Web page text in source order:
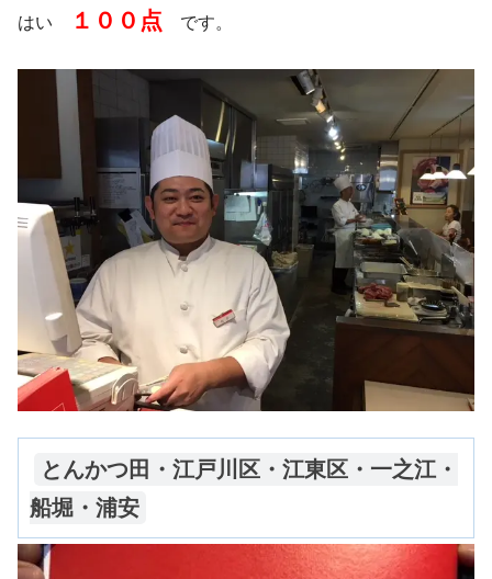
はい １００点 です。
とんかつ田・江戸川区・江東区・一之江・
船堀・浦安